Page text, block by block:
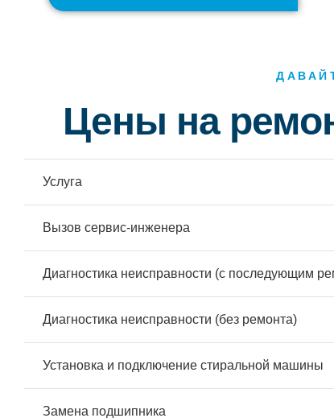
Цены на
Услуга
Вызов сервис-инженера
Диагностика неисправности (с последующим
Диагностика неисправности (без ремонта)
Установка и подключение стиральной машины
Замена подшипника